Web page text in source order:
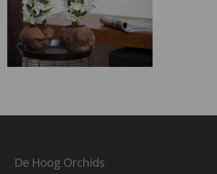
De Hoog Orchids